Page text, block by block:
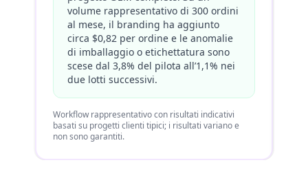
volume rappresentativo di 300 ordini
al mese, il branding ha aggiunto
circa $0,82 per ordine e le anomalie
di imballaggio o etichettatura sono
scese dal 3,8% del pilota all’1,1% nei
due lotti successivi.
Workflow rappresentativo con risultati indicativi
basati su progetti clienti tipici; i risultati variano e
non sono garantiti.